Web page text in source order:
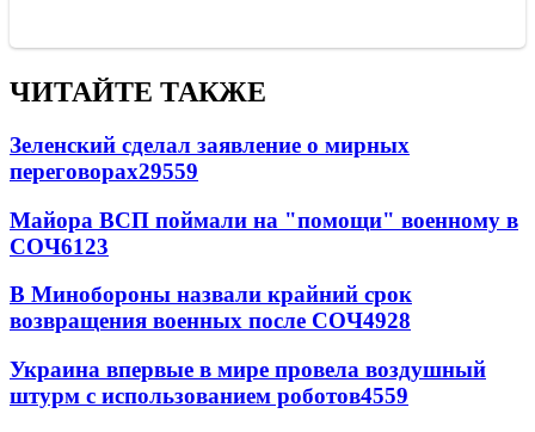
ЧИТАЙТЕ ТАКЖЕ
Зеленский сделал заявление о мирных
переговорах29559
Майора ВСП поймали на "помощи" военному в
СОЧ6123
В Минобороны назвали крайний срок
возвращения военных после СОЧ4928
Украина впервые в мире провела воздушный
штурм с использованием роботов4559